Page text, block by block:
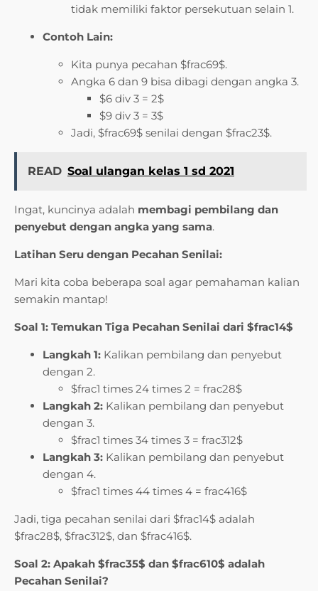
tidak memiliki faktor persekutuan selain 1.
Contoh Lain:
Kita punya pecahan $frac69$.
Angka 6 dan 9 bisa dibagi dengan angka 3.
$6 div 3 = 2$
$9 div 3 = 3$
Jadi, $frac69$ senilai dengan $frac23$.
READ Soal ulangan kelas 1 sd 2021
Ingat, kuncinya adalah membagi pembilang dan
penyebut dengan angka yang sama.
Latihan Seru dengan Pecahan Senilai:
Mari kita coba beberapa soal agar pemahaman kalian
semakin mantap!
Soal 1: Temukan Tiga Pecahan Senilai dari $frac14$
Langkah 1: Kalikan pembilang dan penyebut
dengan 2.
$frac1 times 24 times 2 = frac28$
Langkah 2: Kalikan pembilang dan penyebut
dengan 3.
$frac1 times 34 times 3 = frac312$
Langkah 3: Kalikan pembilang dan penyebut
dengan 4.
$frac1 times 44 times 4 = frac416$
Jadi, tiga pecahan senilai dari $frac14$ adalah
$frac28$, $frac312$, dan $frac416$.
Soal 2: Apakah $frac35$ dan $frac610$ adalah
Pecahan Senilai?